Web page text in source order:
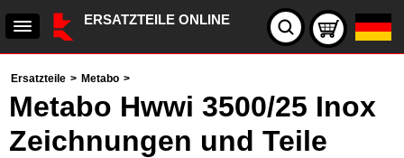
ERSATZTEILE ONLINE
Ersatzteile > Metabo >
Metabo Hwwi 3500/25 Inox
Zeichnungen und Teile